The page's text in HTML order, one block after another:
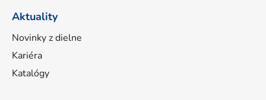
Aktuality
Novinky z dielne
Kariéra
Katalógy